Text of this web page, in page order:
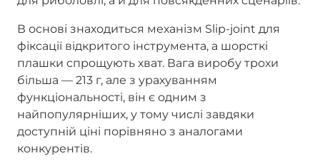
В основі знаходиться механізм Slip-joint для
фіксації відкритого інструмента, а шорсткі
плашки спрощують хват. Вага виробу трохи
більша — 213 г, але з урахуванням
функціональності, він є одним з
найпопулярніших, у тому числі завдяки
доступній ціні порівняно з аналогами
конкурентів.